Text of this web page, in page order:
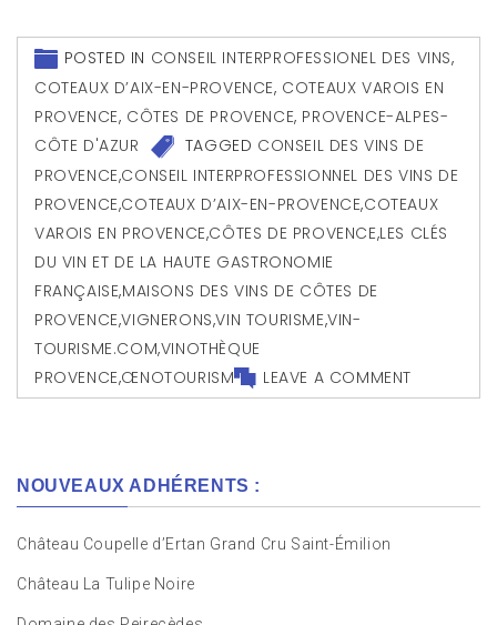
POSTED IN CONSEIL INTERPROFESSIONEL DES VINS,
COTEAUX D’AIX-EN-PROVENCE, COTEAUX VAROIS EN
PROVENCE, CÔTES DE PROVENCE, PROVENCE-ALPES-
CÔTE D'AZUR
TAGGED CONSEIL DES VINS DE
PROVENCE,CONSEIL INTERPROFESSIONNEL DES VINS DE
PROVENCE,COTEAUX D’AIX-EN-PROVENCE,COTEAUX
VAROIS EN PROVENCE,CÔTES DE PROVENCE,LES CLÉS
DU VIN ET DE LA HAUTE GASTRONOMIE
FRANÇAISE,MAISONS DES VINS DE CÔTES DE
PROVENCE,VIGNERONS,VIN TOURISME,VIN-
TOURISME.COM,VINOTHÈQUE
PROVENCE,ŒNOTOURISM LEAVE A COMMENT
NOUVEAUX ADHÉRENTS :
Château Coupelle d’Ertan Grand Cru Saint-Émilion
Château La Tulipe Noire